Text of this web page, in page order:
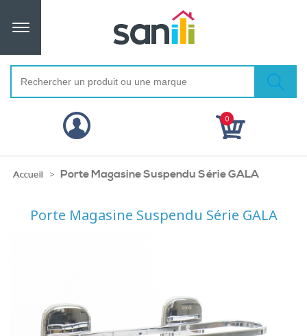
0
Accueil > Porte Magasine Suspendu Série GALA
Porte Magasine Suspendu Série GALA